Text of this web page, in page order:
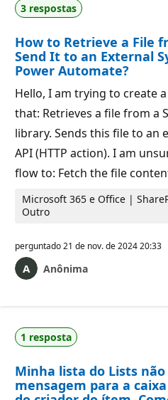
3 respostas
How to Retrieve a File
Send It to an External
Power Automate?
Hello, I am trying to create
that: Retrieves a file from a
library. Sends this file to an
API (HTTP action). I am
flow to: Fetch the file
Microsoft 365 e Office |
Outro
perguntado21 de nov. de 2024 20:33
Anônima
1 resposta
Minha lista do Lists
mensagem para a